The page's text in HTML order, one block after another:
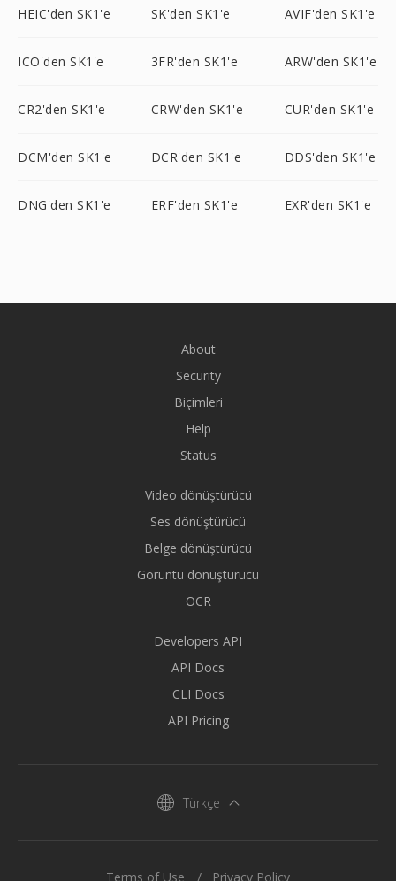
HEIC'den SK1'e SK'den SK1'e AVIF'den SK1'e
ICO'den SK1'e 3FR'den SK1'e ARW'den SK1'e
CR2'den SK1'e CRW'den SK1'e CUR'den SK1'e
DCM'den SK1'e DCR'den SK1'e DDS'den SK1'e
DNG'den SK1'e ERF'den SK1'e EXR'den SK1'e
About
Security
Biçimleri
Help
Status
Video dönüştürücü
Ses dönüştürücü
Belge dönüştürücü
Görüntü dönüştürücü
OCR
Developers API
API Docs
CLI Docs
API Pricing
Türkçe
Terms of Use Privacy Policy